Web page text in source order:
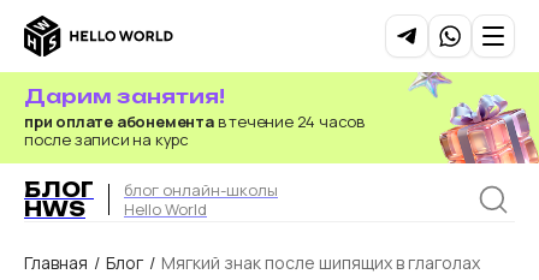
при оплате абонементав течение 24 часов
после записи на курс
Дарим занятия!
БЛОГ
HWS
блог онлайн-школы
Hello World
Главная / Блог / Мягкий знак после шипящих в глаголах